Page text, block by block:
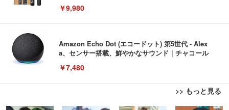
￥9,980
Amazon Echo Dot (エコードット) 第5世代 - Alex
a、センサー搭載、鮮やかなサウンド｜チャコール
￥7,480
>> もっと見る